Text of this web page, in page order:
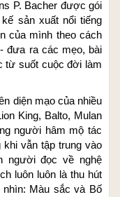
P. Bacher được gói
sản xuất nổi tiếng
của mình theo cách
đưa ra các mẹo, bài
từ suốt cuộc đời làm
diện mạo của nhiều
King, Balto, Mulan
người hâm mộ tác
khi vẫn tập trung vào
người đọc về nghệ
luôn luôn là thu hút
Màu sắc và Bố